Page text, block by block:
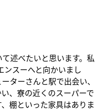
述べたいと思います。私
スーへと向かいまし
ターさんと駅で出会い、
、寮の近くのスーパーで
棚といった家具はありま